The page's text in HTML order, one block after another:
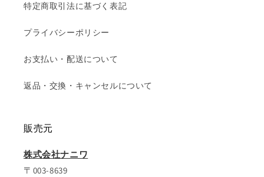
特定商取引法に基づく表記
プライバシーポリシー
お支払い・配送について
返品・交換・キャンセルについて
販売元
株式会社ナニワ
〒003-8639